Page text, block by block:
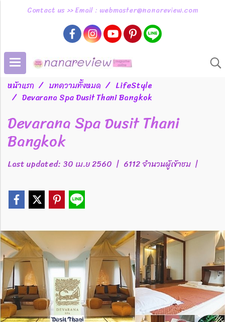
Contact us >> Email : webmaster@nanareview.com
หน้าแรก บทความทั้งหมด
LifeStyle
Devarana Spa Dusit Thani Bangkok
Devarana Spa Dusit Thani
Bangkok
Last updated: 30 เม.ย 2560 | 6112 จำนวนผู้เข้าชม |